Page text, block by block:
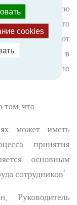
познавательную
что
в среднем имеют
процент выше в
вентиляцией по
том, что
может иметь
принятия
основным
сотрудников'
Руководитель
cookies